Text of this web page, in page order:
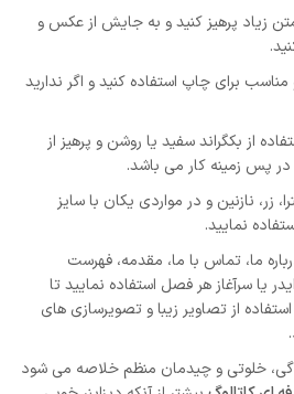
زیاد پرهیز کنید و به جایش از عکس و
مناسب برای چاپ استفاده کنید و اگر ندارید
از بکگراند سفید یا روشن و پرهیز از
پس زمینه کار می باشد.
زر، نازنین و در مواردی یکان با سایز
نمایید.
ما، تماس با ما، مقدمه، فهرست
یا سرآغاز هر فصل استفاده نمایید تا
از تصاویر زیبا و تصویرسازی های
خلوتی و چیدمان منظم خلاصه می شود